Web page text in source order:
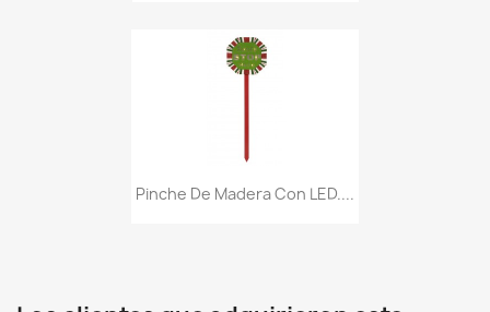
Pinche De Madera Con LED....